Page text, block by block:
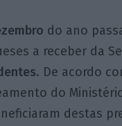
do ano
a receber da
. De acordo
do
destas